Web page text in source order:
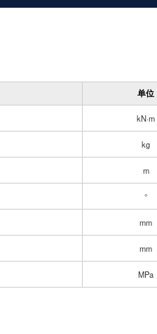
单位
kN·m
kg
m
°
mm
mm
MPa